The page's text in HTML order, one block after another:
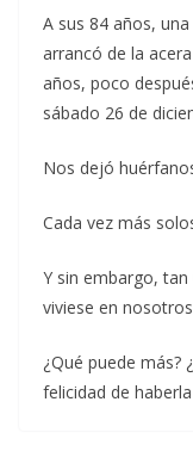
A sus 84 años,
arrancó de la
años, poco
sábado 26 de
Nos dejó
Cada vez más
Y sin embargo,
viviese en
¿Qué puede más?
felicidad de